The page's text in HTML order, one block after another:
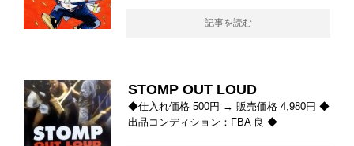
記事を読む
STOMP OUT LOUD
◆仕入れ価格 500円 → 販売価格 4,980円 ◆
出品コンディション：FBA 良 ◆